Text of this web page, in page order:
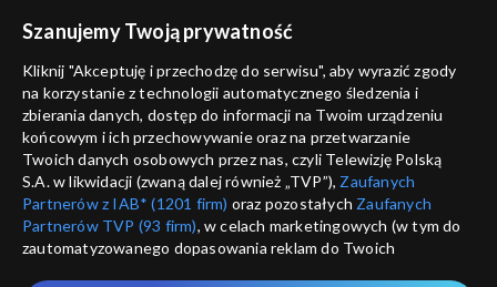
ANULUJ
informacje o dostawcy usług
Szanujemy Twoją prywatność
Kliknij "Akceptuję i przechodzę do serwisu", aby wyrazić zgody
na korzystanie z technologii automatycznego śledzenia i
zbierania danych, dostęp do informacji na Twoim urządzeniu
końcowym i ich przechowywanie oraz na przetwarzanie
Twoich danych osobowych przez nas, czyli Telewizję Polską
S.A. w likwidacji (zwaną dalej również „TVP”), Zaufanych
Partnerów z IAB* (1201 firm) oraz pozostałych Zaufanych
Partnerów TVP (93 firm), w celach marketingowych (w tym do
zautomatyzowanego dopasowania reklam do Twoich